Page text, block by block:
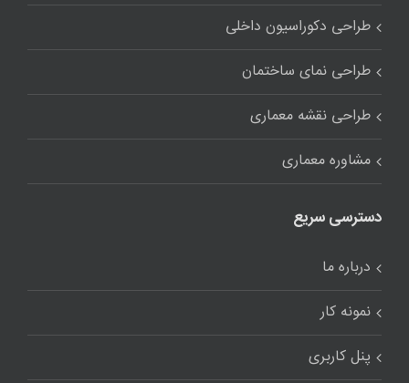
طراحی دکوراسیون داخلی
طراحی نمای ساختمان
طراحی نقشه معماری
مشاوره معماری
دسترسی سریع
درباره ما
نمونه کار
پنل کاربری